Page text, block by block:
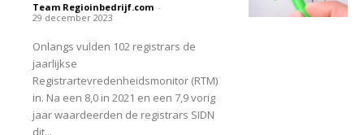
Team Regioinbedrijf.com -
29 december 2023
Onlangs vulden 102 registrars de
jaarlijkse
Registrartevredenheidsmonitor (RTM)
in. Na een 8,0 in 2021 en een 7,9 vorig
jaar waardeerden de registrars SIDN
dit...